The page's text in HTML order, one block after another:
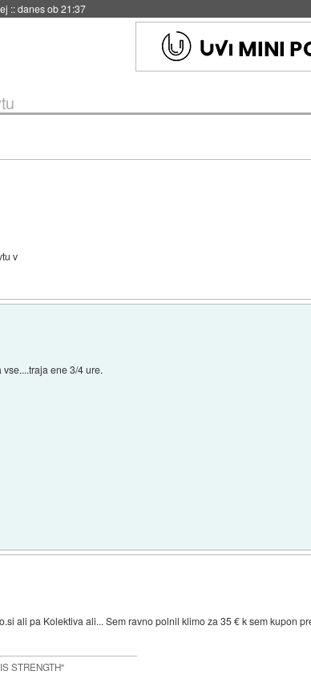
::danes ob 21:23
v
ene 3/4 ure.
ali pa Kolektiva ali... Sem ravno polnil klimo za 35 € k sem kupon
STRENGTH"